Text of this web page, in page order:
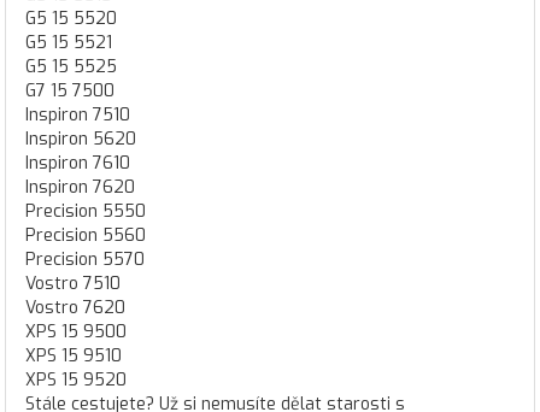
G5 15 5520
G5 15 5521
G5 15 5525
G7 15 7500
Inspiron 7510
Inspiron 5620
Inspiron 7610
Inspiron 7620
Precision 5550
Precision 5560
Precision 5570
Vostro 7510
Vostro 7620
XPS 15 9500
XPS 15 9510
XPS 15 9520
Stále cestujete? Už si nemusíte dělat starosti s